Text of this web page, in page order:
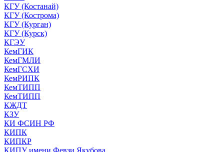
КГУ (Костанай)
КГУ (Кострома)
КГУ (Курган)
КГУ (Курск)
КГЭУ
КемГИК
КемГМЛИ
КемГСХИ
КемРИПК
КемТИПП
КемТИПП
КЖДТ
КЗУ
КИ ФСИН РФ
КИПК
КИПКР
КИПУ имени Февзи Якубова